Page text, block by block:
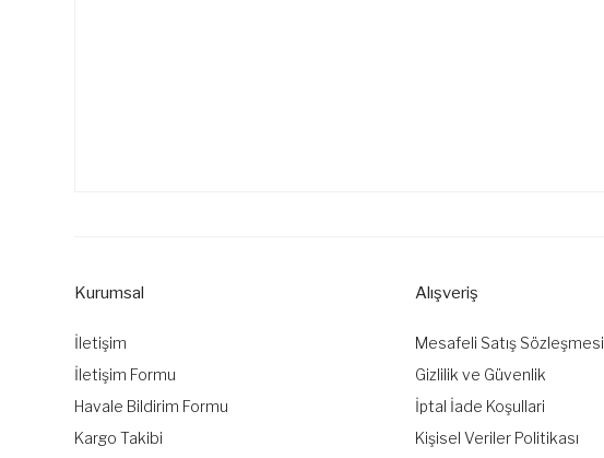
Kurumsal
İletişim
İletişim Formu
Havale Bildirim Formu
Kargo Takibi
Alışveriş
Mesafeli Satış Sözleşmesi
Gizlilik ve Güvenlik
İptal İade Koşullari
Kişisel Veriler Politikası